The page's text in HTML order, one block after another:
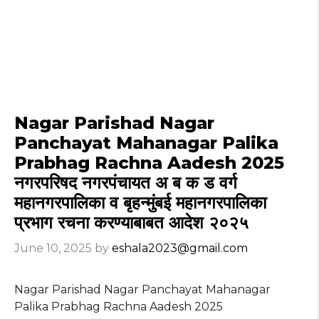
Nagar Parishad Nagar
Panchayat Mahanagar Palika
Prabhag Rachna Aadesh 2025
नगरपरिषद नगरपंचायत अ ब क ड वर्ग
महानगरपालिका व बृहन्मुंबई महानगरपालिका
प्रभाग रचना करण्याबाबत आदेश २०२५
June 10, 2025 by eshala2023@gmail.com
Nagar Parishad Nagar Panchayat Mahanagar
Palika Prabhag Rachna Aadesh 2025